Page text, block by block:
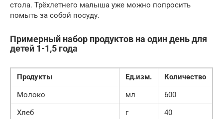
стола. Трёхлетнего малыша уже можно попросить
помыть за собой посуду.
Примерный набор продуктов на один день для
детей 1-1,5 года
Продукты Ед.изм.
Количество
Молоко
мл
600
Хлеб
г
40